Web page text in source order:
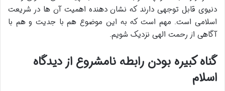
دنیوی قابل توجهی دارند که نشان دهنده اهمیت آن ها در شریعت
اسلامی است. مهم است که به این موضوع هم با جدیت و هم با
آگاهی از رحمت الهی نزدیک شویم.
گناه کبیره بودن رابطه نامشروع از دیدگاه
اسلام